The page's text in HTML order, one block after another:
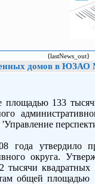
{lastNews_out}
домов в
133 тысячи
'Управление
года утвердило
округа.
квадратных
общей площадью